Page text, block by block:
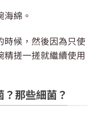
綿。
時候，然後因為只使
精搓一搓就繼續使用
那些細菌？